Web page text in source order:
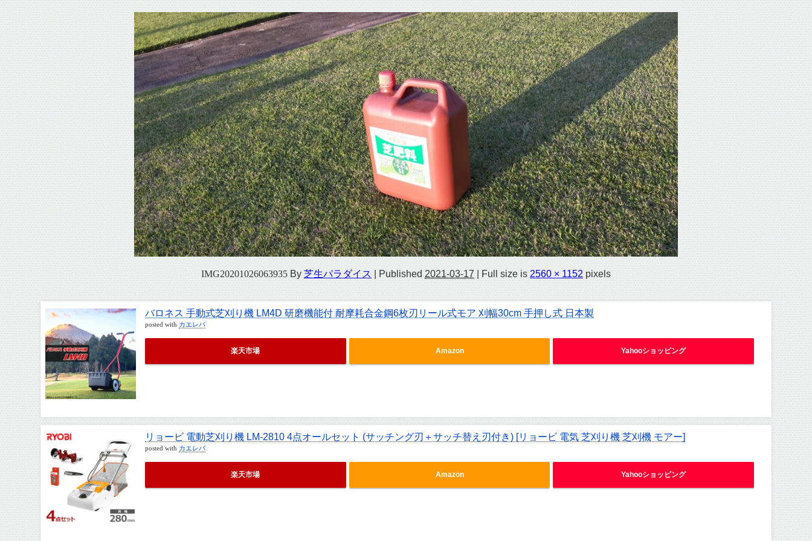
IMG20201026063935 By 芝生パラダイス Published 2021-03-17 Full size is2560 × 1152 pixels
バロネス 手動式芝刈り機 LM4D 研磨機能付 耐摩耗合金鋼6枚刃リール式モア 刈幅30cm 手押し式 日本製
posted with カエレバ
楽天市場 Amazon Yahooショッピング
リョービ 電動芝刈り機 LM-2810 4点オールセット (サッチング刃＋サッチ替え刃付き) [リョービ 電気 芝刈り機 芝刈機 モアー]
posted with カエレバ
楽天市場 Amazon Yahooショッピング